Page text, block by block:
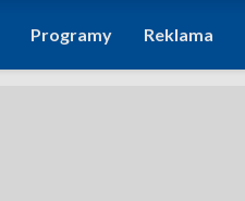
Programy Reklama